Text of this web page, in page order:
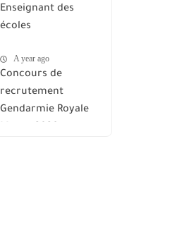
Enseignant des
écoles
A year ago
Concours de
recrutement
Gendarmie Royale